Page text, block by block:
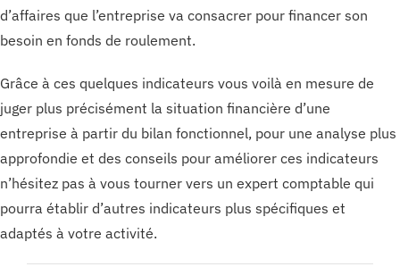
d’affaires que l’entreprise va consacrer pour financer son
besoin en fonds de roulement.
Grâce à ces quelques indicateurs vous voilà en mesure de
juger plus précisément la situation financière d’une
entreprise à partir du bilan fonctionnel, pour une analyse plus
approfondie et des conseils pour améliorer ces indicateurs
n’hésitez pas à vous tourner vers un expert comptable qui
pourra établir d’autres indicateurs plus spécifiques et
adaptés à votre activité.